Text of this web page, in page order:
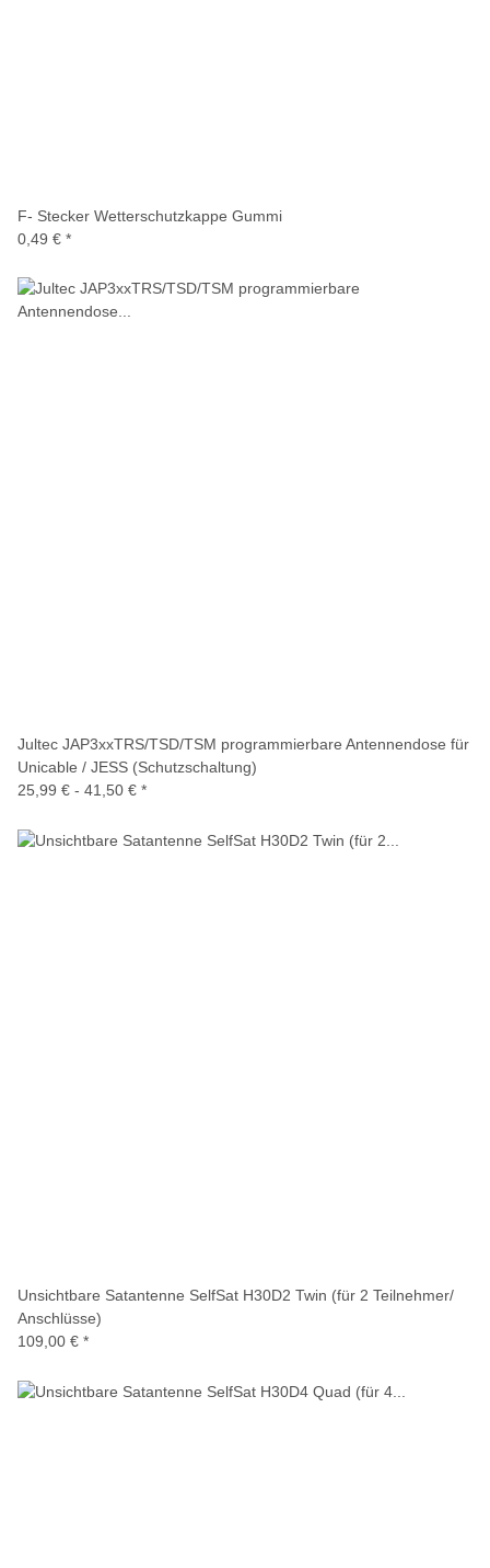
F- Stecker Wetterschutzkappe Gummi
0,49 € *
Jultec JAP3xxTRS/TSD/TSM programmierbare Antennendose für
Unicable / JESS (Schutzschaltung)
25,99 € - 41,50 € *
Unsichtbare Satantenne SelfSat H30D2 Twin (für 2 Teilnehmer/
Anschlüsse)
109,00 € *